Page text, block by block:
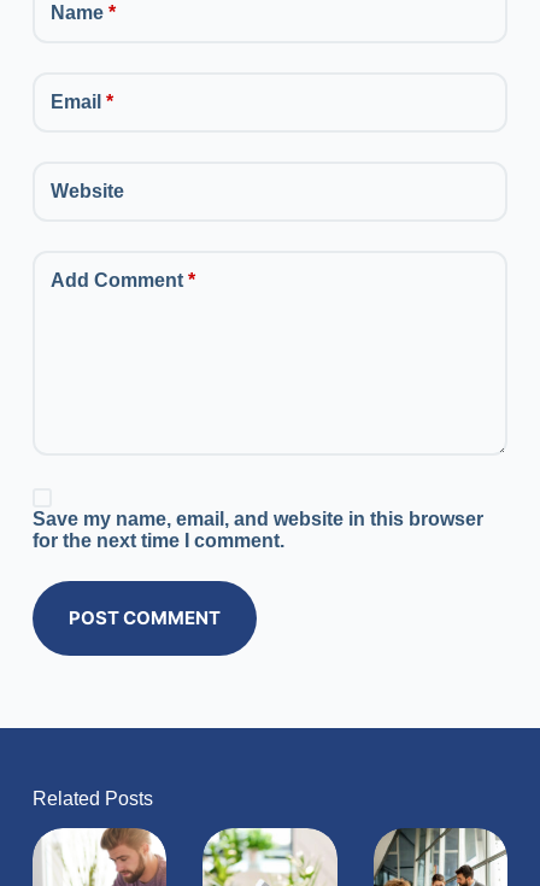
Name*
Email *
Website
Add Comment*
Save my name, email, and website in this browser
for the next time I comment.
POST COMMENT
Related Posts